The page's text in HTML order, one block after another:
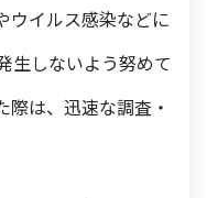
ウイルス感染などに
生しないよう努めて
際は、迅速な調査・